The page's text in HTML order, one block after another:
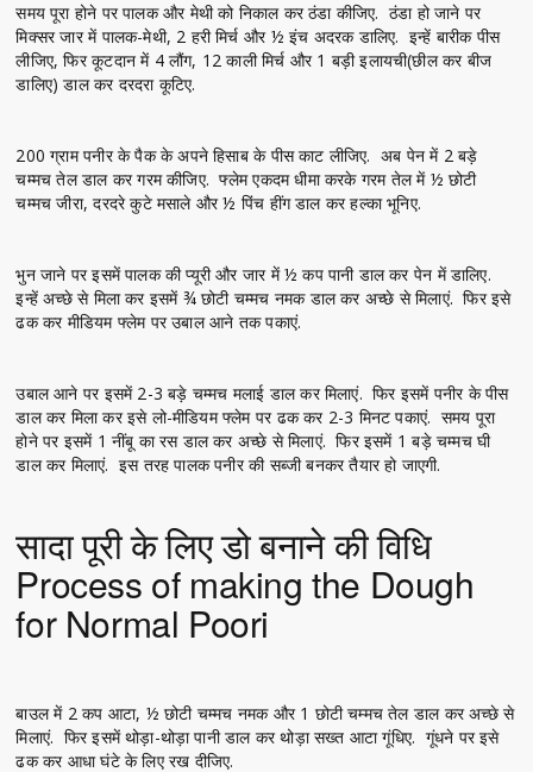
समय पूरा होने पर पालक और मेथी को निकाल कर ठंडा कीजिए. ठंडा हो जाने पर
मिक्सर जार में पालक-मेथी, 2 हरी मिर्च और ½ इंच अदरक डालिए. इन्हें बारीक पीस
लीजिए, फिर कूटदान में 4 लौंग, 12 काली मिर्च और 1 बड़ी इलायची(छील कर बीज
डालिए) डाल कर दरदरा कूटिए.
200 ग्राम पनीर के पैक के अपने हिसाब के पीस काट लीजिए. अब पेन में 2 बड़े
चम्मच तेल डाल कर गरम कीजिए. फ्लेम एकदम धीमा करके गरम तेल में ½ छोटी
चम्मच जीरा, दरदरे कुटे मसाले और ½ पिंच हींग डाल कर हल्का भूनिए.
भुन जाने पर इसमें पालक की प्यूरी और जार में ½ कप पानी डाल कर पेन में डालिए.
इन्हें अच्छे से मिला कर इसमें ¾ छोटी चम्मच नमक डाल कर अच्छे से मिलाएं. फिर इसे
ढक कर मीडियम फ्लेम पर उबाल आने तक पकाएं.
उबाल आने पर इसमें 2-3 बड़े चम्मच मलाई डाल कर मिलाएं. फिर इसमें पनीर के पीस
डाल कर मिला कर इसे लो-मीडियम फ्लेम पर ढक कर 2-3 मिनट पकाएं. समय पूरा
होने पर इसमें 1 नींबू का रस डाल कर अच्छे से मिलाएं. फिर इसमें 1 बड़े चम्मच घी
डाल कर मिलाएं. इस तरह पालक पनीर की सब्जी बनकर तैयार हो जाएगी.
सादा पूरी के लिए डो बनाने की विधि
Process of making the Dough
for Normal Poori
बाउल में 2 कप आटा, ½ छोटी चम्मच नमक और 1 छोटी चम्मच तेल डाल कर अच्छे से
मिलाएं. फिर इसमें थोड़ा-थोड़ा पानी डाल कर थोड़ा सख्त आटा गूंधिए. गूंधने पर इसे
ढक कर आधा घंटे के लिए रख दीजिए.